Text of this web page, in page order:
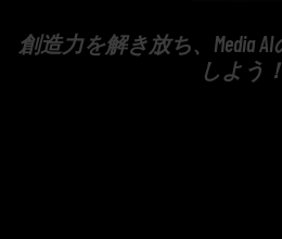
創造力を解き放ち、Media
しよう！